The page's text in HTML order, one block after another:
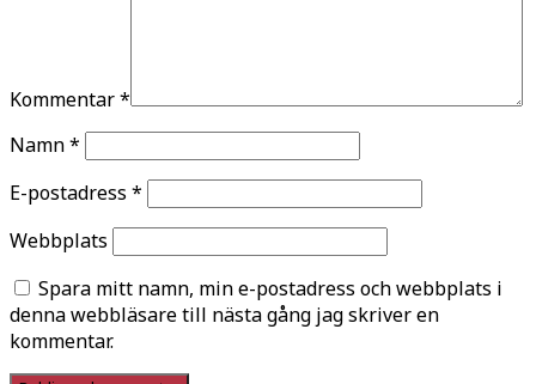
Kommentar*
Namn*
E-postadress *
Webbplats
Spara mitt namn, min e-postadress och webbplats i
denna webbläsare till nästa gång jag skriver en
kommentar.